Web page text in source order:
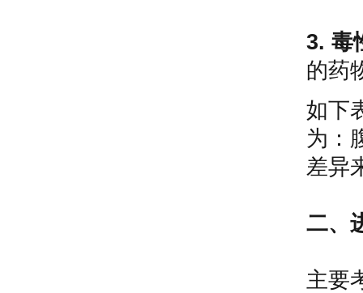
3. 毒
的药
如下
为：
差异
二、
主要